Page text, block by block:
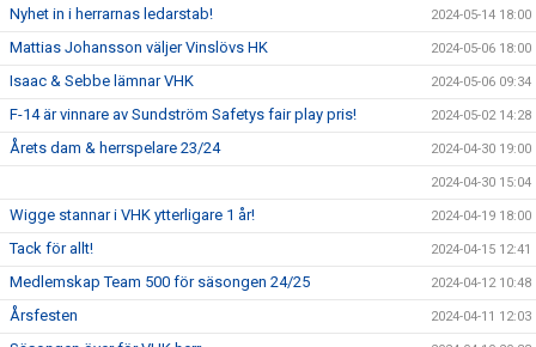
Nyhet in i herrarnas ledarstab! 2024-05-14 18:00
Mattias Johansson väljer Vinslövs HK 2024-05-06 18:00
Isaac & Sebbe lämnar VHK 2024-05-06 09:34
F-14 är vinnare av Sundström Safetys fair play pris! 2024-05-02 14:28
Årets dam & herrspelare 23/24 2024-04-30 19:00
2024-04-30 15:04
Wigge stannar i VHK ytterligare 1 år! 2024-04-19 18:00
Tack för allt! 2024-04-15 12:41
Medlemskap Team 500 för säsongen 24/25 2024-04-12 10:48
Årsfesten 2024-04-11 12:03